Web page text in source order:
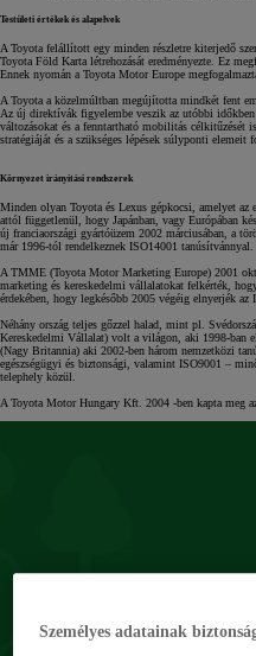
Testületi értékek és alapelvek
A Toyota felállított egy minden részletre kiterjedő
Toyota Föld Karta létrehozását eredményezte. Ez
Ennek nyomán a Toyota Motor Europe
A Toyota a közelmúltban megújította mindkét fent
Az új direktívák figyelembe veszik az utóbbi időkben
változásokat és a fenntartható mobilitás célkitűzését
stratégiáját és a szükséges lépések súlyponti elemeit
Környezet irányítási rendszerek
Minden olyan Toyota és Lexus gépkocsi, amelyet
attól függetlenül, hogy Japánban, vagy Európában
új franciaországi gyártóüzem 2002 márciusában, a
már 1996-tól rendelkeznek ISO14001 tanúsítvánnyal.
A TMME (Toyota Motor Marketing Europe) 2001
marketing és kereskedelmi vállalatokat felkérték,
érdekében, hogy legkésőbb 2005 végéig elnyerjék az
Néhány ország teljes gőzzel halad, mint pl.
Kereskedelmi Vállalat) volt a világon, aki 1998-ban
(Nagy Britannia) aki 2002-ben három nemzetközi
egészségügyi és biztonsági, valamint ISO9001 –
telephely közül.
A Toyota Motor Hungary Kft. 2004 -ben kapta meg
Személyes adatainak